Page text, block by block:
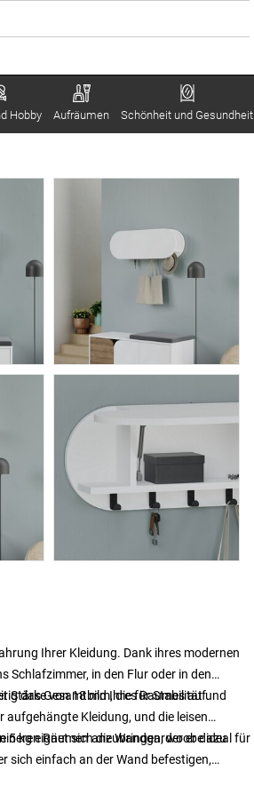
Hobby Aufräumen Schönheit und Gesundheit
Ihrer Kleidung. Dank ihres modernen
Schlafzimmer, in den Flur oder in den
das Gesamtbild Ihres Raumes auf.
Stärke von 18 mm, die für Stabilität und
Kleidung, und die leisen
kg eignet sich die Wandgarderobe ideal für
Räumen anzubringen, wo er dazu
sich einfach an der Wand befestigen,